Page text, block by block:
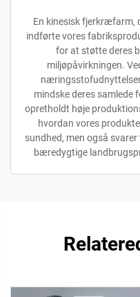
En kinesisk fjerkræfarm,
indførte vores
for at støtte deres
miljøpåvirkningen.
mindske deres samlede
opretholdt høje
hvordan vores
sundhed, men også
bæredygtige